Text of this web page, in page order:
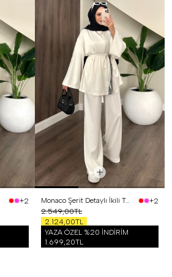
+2
Monaco Şerit Detaylı İkili Takım Beyaz
+2
2.549,00TL
2.124,00TL
YAZA ÖZEL %20 İNDİRİM
1.699,20TL